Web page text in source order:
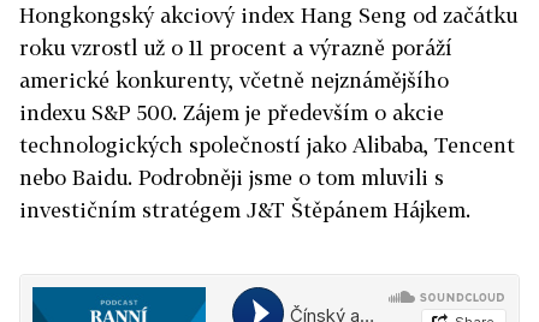
Hongkongský akciový index Hang Seng od začátku
roku vzrostl už o 11 procent a výrazně poráží
americké konkurenty, včetně nejznámějšího
indexu S&P 500. Zájem je především o akcie
technologických společností jako Alibaba, Tencent
nebo Baidu. Podrobněji jsme o tom mluvili s
investičním stratégem J&T Štěpánem Hájkem.